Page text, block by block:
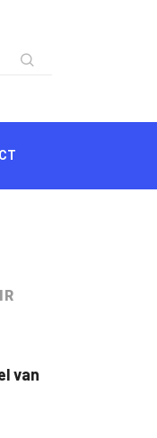
van